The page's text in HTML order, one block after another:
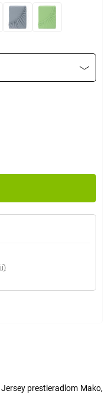
prestieradlom Mako,